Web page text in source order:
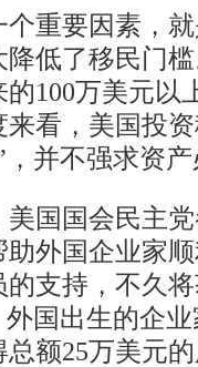
重要因素，就
低了移民门
100万美元以
看，美国投
并不强求资
国国会民主党
外国企业家
支持，不久
国出生的企
额25万美元